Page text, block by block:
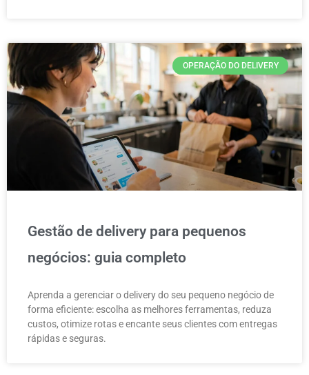
OPERAÇÃO DO DELIVERY
Gestão de delivery para pequenos
negócios: guia completo
Aprenda a gerenciar o delivery do seu pequeno negócio de
forma eficiente: escolha as melhores ferramentas, reduza
custos, otimize rotas e encante seus clientes com entregas
rápidas e seguras.